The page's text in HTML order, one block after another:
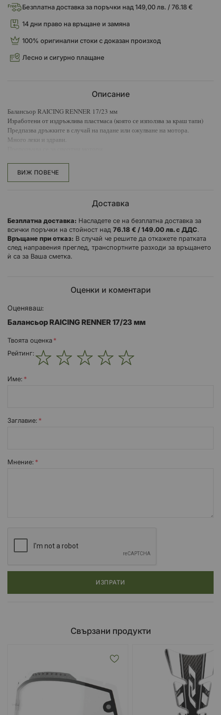
Безплатна доставка за поръчки над 149,00 лв. / 76.18 €
14 дни право на връщане и замяна
100% оригинални стоки с доказан произход
Лесно и сигурно плащане
Описание
Балансьор RAICING RENNER 17/23 мм
Изработени от издръжлива пластмаса (която се използва за краш тапи)
Предпазва дръжките в случай на падане или ожулване на мотора.
Много леки и здрави.
Диаметър на резбата 17 мм
ВИЖ ПОВЕЧЕ
Доставка
Безплатна доставка: Насладете се на безплатна доставка за
всички поръчки на стойност над 76.18 € / 149.00 лв. с ДДС.
Връщане при отказ: В случай че решите да откажете пратката
след направения преглед, транспортните разходи за връщането
ѝ са за Ваша сметка.
Оценки и коментари
Оценяваш:
Балансьор RAICING RENNER 17/23 мм
Твоята оценка
Рейтинг:
Име:
Заглавиe:
Мнение:
ИЗПРАТИ
Свързани продукти